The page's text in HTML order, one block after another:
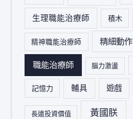
生理職能治療師 積木
精神職能治療師 精細動作
職能治療師 腦力激盪
記憶力 輔具 遊戲
長遠投資價值 黃國朕